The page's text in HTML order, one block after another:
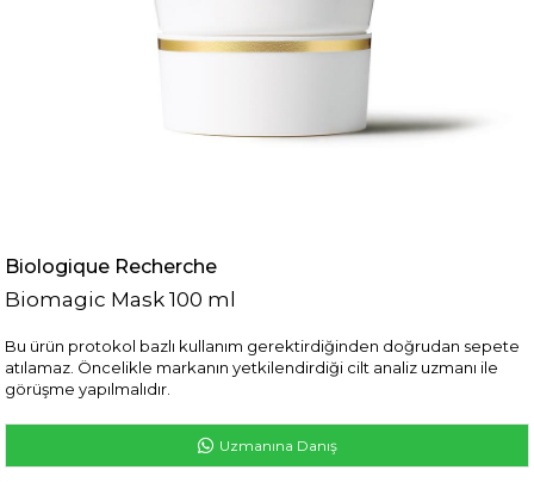
Biomagic Mask 100 ml
Biologique Recherche
Bu ürün protokol bazlı kullanım gerektirdiğinden doğrudan sepete
atılamaz. Öncelikle markanın yetkilendirdiği cilt analiz uzmanı ile
görüşme yapılmalıdır.
Uzmanına Danış